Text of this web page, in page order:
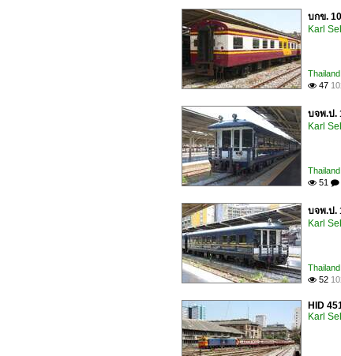
บกข.
Karl
 47
บจพ.ป.
Karl
 51 
บจพ.ป.
Karl
 52
HID
Karl